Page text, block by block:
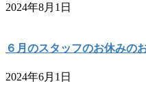
2024年8月1日
６月のスタッフのお休みの
2024年6月1日